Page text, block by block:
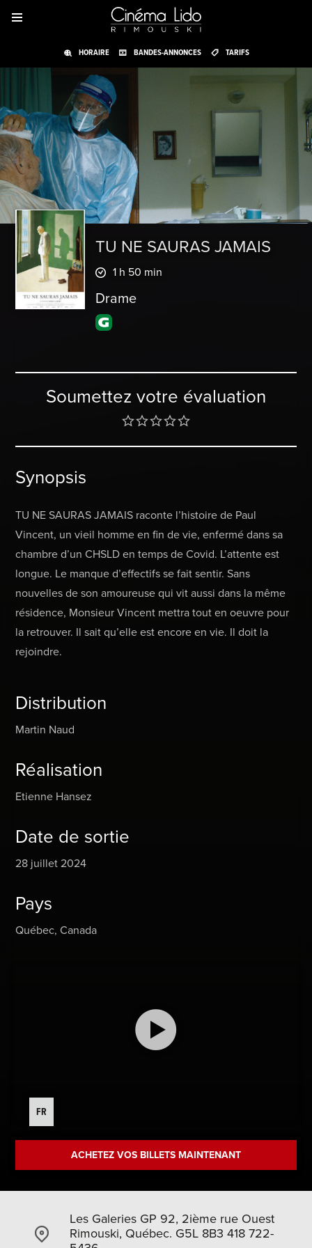
HORAIRE BANDES-ANNONCES TARIFS
TU NE SAURAS JAMAIS
1 h 50 min
Drame
Soumettez votre évaluation
Synopsis
TU NE SAURAS JAMAIS raconte l’histoire de Paul
Vincent, un vieil homme en fin de vie, enfermé dans sa
chambre d’un CHSLD en temps de Covid. L’attente est
longue. Le manque d’effectifs se fait sentir. Sans
nouvelles de son amoureuse qui vit aussi dans la même
résidence, Monsieur Vincent mettra tout en oeuvre pour
la retrouver. Il sait qu’elle est encore en vie. Il doit la
rejoindre.
Distribution
Martin Naud
Réalisation
Etienne Hansez
Date de sortie
28 juillet 2024
Pays
Québec, Canada
FR
ACHETEZ VOS BILLETS MAINTENANT
Les Galeries GP 92, 2ième rue Ouest
Rimouski, Québec. G5L 8B3 418 722-